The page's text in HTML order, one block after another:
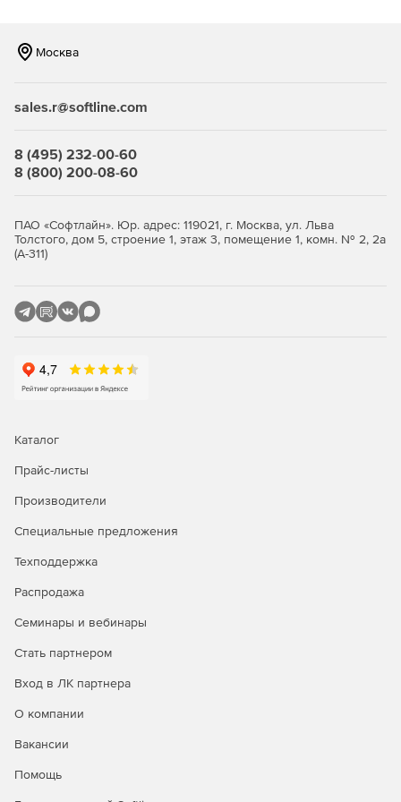
Москва
sales.r@softline.com
8 (495) 232-00-60
8 (800) 200-08-60
ПАО «Софтлайн». Юр. адрес: 119021, г. Москва, ул. Льва
Толстого, дом 5, строение 1, этаж 3, помещение 1, комн. № 2, 2а
(А-311)
Каталог
Прайс-листы
Производители
Специальные предложения
Техподдержка
Распродажа
Семинары и вебинары
Стать партнером
Вход в ЛК партнера
О компании
Вакансии
Помощь